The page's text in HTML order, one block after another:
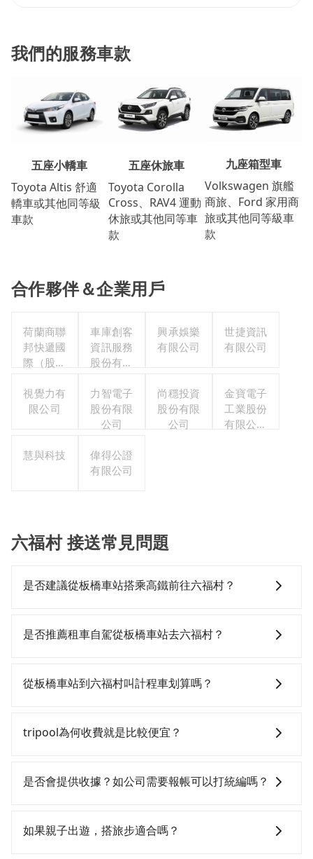
我們的服務車款
五座小轎車
Toyota Altis 舒適
轎車或其他同等級
車款
五座休旅車
Toyota Corolla
Cross、RAV4 運動
休旅或其他同等車
款
九座箱型車
Volkswagen 旗艦
商旅、Ford 家用商
旅或其他同等級車
款
合作夥伴＆企業用戶
荷蘭商聯
邦快遞國
際（股）
分公司職
工福利委
車庫創客
資訊服務
股份有限
興承娛樂
有限公司
世捷資訊
有限公司
視覺力有
限公司
力智電子
股份有限
公司
尚穩投資
股份有限
公司
金寶電子
工業股份
有限公司
慧與科技
偉得公證
有限公司
六福村 接送常見問題
是否建議從板橋車站搭乘高鐵前往六福村？
轉車麻煩！從最早06:34一直到23:08，板橋-新竹一天最
車時間約10分鐘，再乘坐22~26分鐘（平均25分）的高
分鐘、車費800元後，抵達六福村 (新竹縣關西鎮) 的目
的地。全程加上轉車時間共1小時23分鐘，假設2位同
用tripool並到府專車接送，則每人平均花費約650元，
費時38分鐘。選擇搭乘高鐵而不預約包車，不僅每人至
與等車上，現在還不馬上來預約tripool！如果你是獨自
一人乘車，也可參考tripool的拼車共乘服務，最多可再
是否推薦租車自駕從板橋車站去六福村？
對的時間彈性，最重要的是你當天就要來回，那在新北
公里再額外加收$3.2，從板橋車站到六福村的花費預估
為$800~1,250（金額差異來自於平假日、車款差異、抵
時40元路邊停車費用預估進去，但額外的汽車保險與可
能的罰單都需自付。再者，和運的iRent只提供最基本的
差的車款，如果人數超過四位，更是沒有較大的七人座
或九人座可供選擇，而且無人租車最令人詬病的就是車
從板橋車站到六福村叫計程車划算嗎？
灣大車隊、Uber、Line Taxi、Yoxi等，如果在路邊攔不
照里程跳錶計算，價格約為1,165~1,400元間，若改選
3%、密度僅雙北的1.3%，其叫車的難度是雙北市的80
倍。雖然板橋車站到六福村的跳表小黃可能較為便宜，
tripool為何收費就是比較便宜？
一次使用tripool的會擔心價格比市價便宜不少，是不是
淘汰顧客評分較低的司機，且車輛均要求5年內新車，司
是否會提供收據？如公司需要報帳可以打統編嗎？
旅行業代收轉付電子收據，如果公司需要報公帳，在預
如果親子出遊，搭旅步適合嗎？